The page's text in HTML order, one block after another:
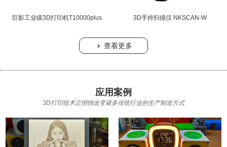
巨影工业级3D打印机T10000plus 3D手持扫描仪 NKSCAN-W
 查看更多
应用案例
3D打印技术正悄悄改变诸多传统行业的生产制造方式